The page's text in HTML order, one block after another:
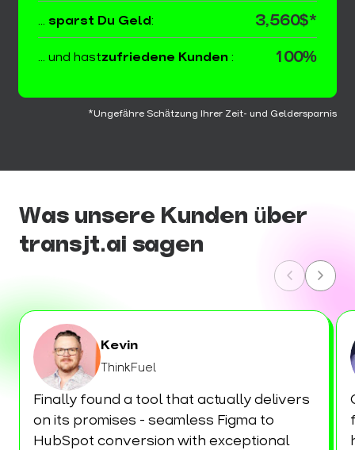
... sparst Du Geld: 3,560$*
... und hastzufriedene Kunden : 100%
*Ungefähre Schätzung Ihrer Zeit- und Geldersparnis
Was unsere Kunden über
transjt.ai sagen
Kevin
ThinkFuel
Finally found a tool that actually delivers
on its promises - seamless Figma to
HubSpot conversion with exceptional